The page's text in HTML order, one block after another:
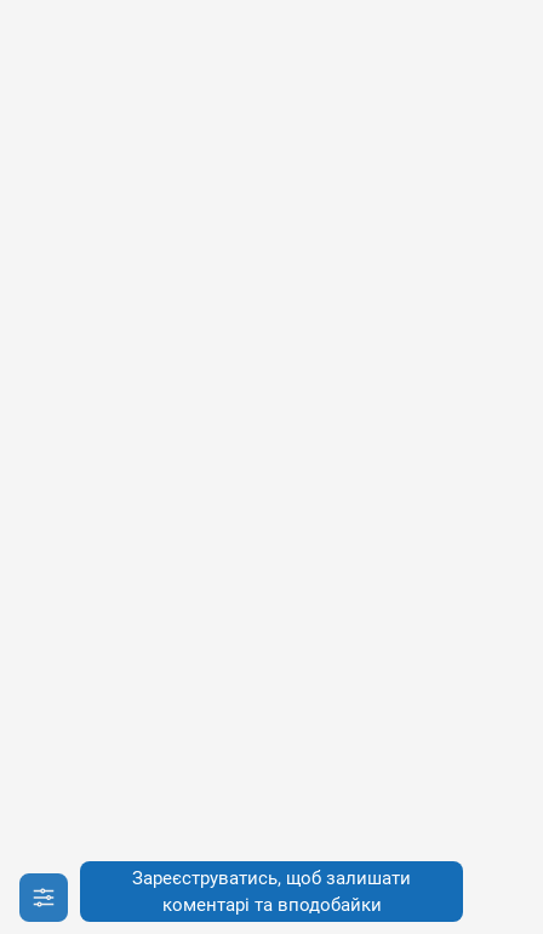
Зареєструватись, щоб залишати
коментарі та вподобайки